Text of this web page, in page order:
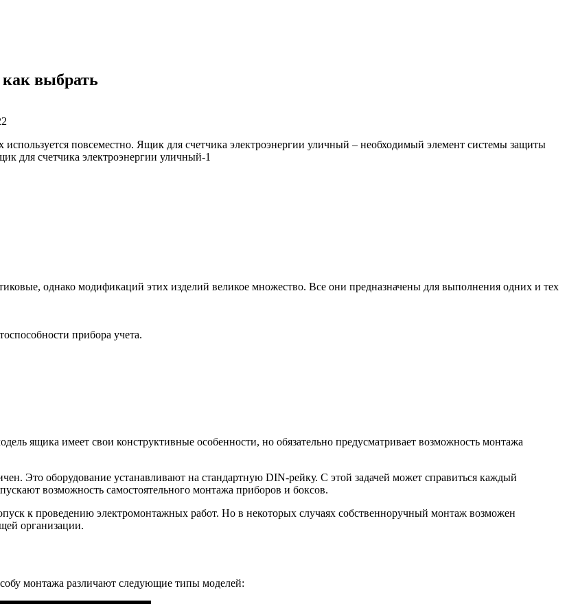
выбрать
используется повсеместно. Ящик для счетчика электроэнергии уличный – необходимый элемент системы защиты
однако модификаций этих изделий великое множество. Все они предназначены для выполнения одних и тех
прибора учета.
ящика имеет свои конструктивные особенности, но обязательно предусматривает возможность монтажа
Это оборудование устанавливают на стандартную DIN-рейку. С этой задачей может справиться каждый
возможность самостоятельного монтажа приборов и боксов.
к проведению электромонтажных работ. Но в некоторых случаях собственноручный монтаж возможен
организации.
монтажа различают следующие типы моделей: